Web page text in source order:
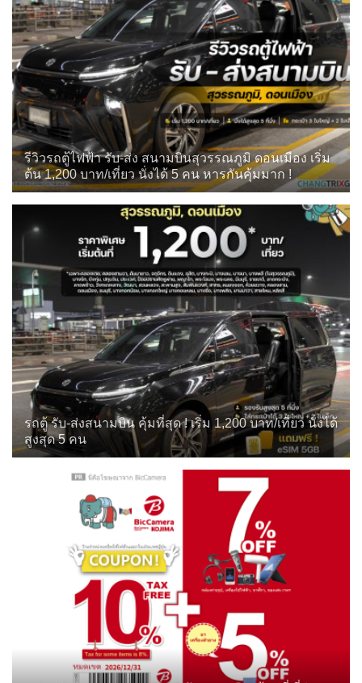
รีวิวรถตู้ไฟฟ้า รับ-ส่ง สนามบินสุวรรณภูมิ ดอนเมือง เริ่ม
ต้น 1,200 บาท/เที่ยว นั่งได้ 5 คน หารกันคุ้มมาก !
รถตู้ รับ-ส่งสนามบิน คุ้มที่สุด ! เริ่ม 1,200 บาท/เที่ยว นั่งได้
สูงสุด 5 คน